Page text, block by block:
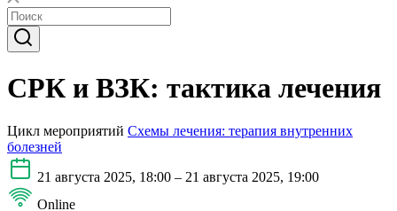
СРК и ВЗК: тактика лечения
Цикл мероприятий Схемы лечения: терапия внутренних
болезней
21 августа 2025, 18:00 – 21 августа 2025, 19:00
Online